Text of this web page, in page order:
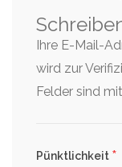
Ihre E-Mail-
wird zur
Felder sind mit
Pünktlichkeit *